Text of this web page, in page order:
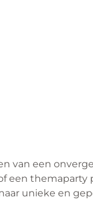
van een
een themaparty
unieke en